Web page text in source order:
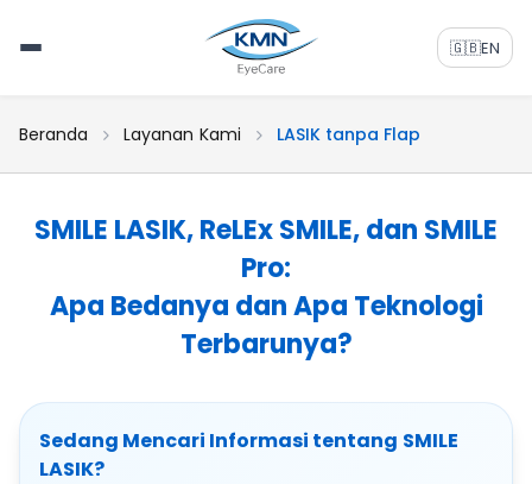
🇬🇧EN
Beranda Layanan Kami LASIK tanpa Flap
SMILE LASIK, ReLEx SMILE, dan SMILE
Pro:
Apa Bedanya dan Apa Teknologi
Terbarunya?
Sedang Mencari Informasi tentang SMILE
LASIK?